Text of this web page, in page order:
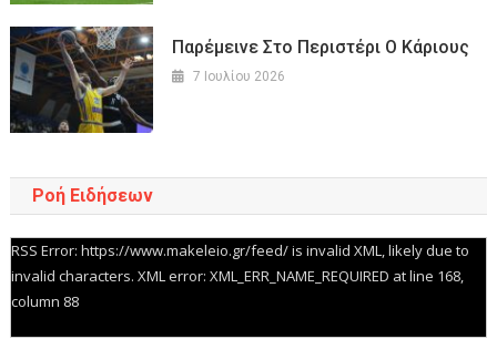
Παρέμεινε Στο Περιστέρι Ο Κάριους
7 Ιουλίου 2026
Ροή Ειδήσεων
RSS Error: https://www.makeleio.gr/feed/ is invalid XML, likely due to
invalid characters. XML error: XML_ERR_NAME_REQUIRED at line 168,
column 88